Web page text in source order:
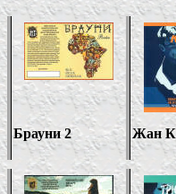
Брауни 2 Жан